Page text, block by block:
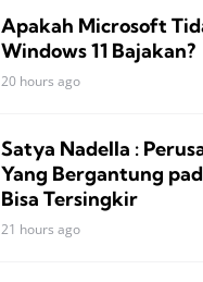
Apakah Microsoft
Windows 11 Bajakan?
20 hours ago
Satya Nadella :
Yang Bergantung
Bisa Tersingkir
21 hours ago